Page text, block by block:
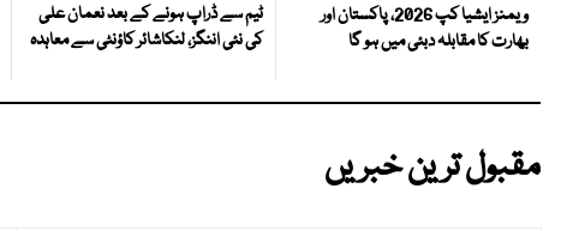
ویمنز ایشیا کپ 2026، پاکستان اور
بھارت کا مقابلہ دبئی میں ہو گا
ٹیم سے ڈراپ ہونے کے بعد نعمان علی
کی نئی اننگز، لنکاشائر کاؤنٹی سے معاہدہ
مقبول ترین خبریں